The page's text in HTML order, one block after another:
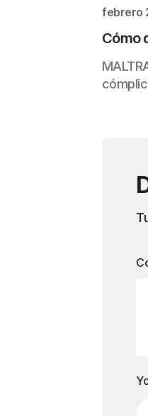
febrero
Cómo